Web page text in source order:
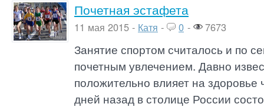
Почетная эстафета
11 мая 2015 - Катя - 0 - 7673
Занятие спортом считалось и по
почетным увлечением. Давно
положительно влияет на здоровье
дней назад в столице России